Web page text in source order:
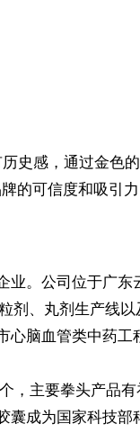
史感，通过金色
的可信度和吸引力
业。公司位于广东
剂、丸剂生产线
心脑血管类中药工
，主要拳头产品有
囊成为国家科技部